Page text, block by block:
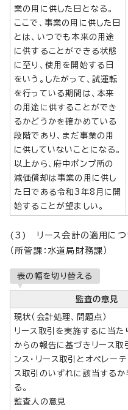
業の用に供した日となる。
ここで、事業の用に供した日
とは、いつでも本来の用途
に供することができる状態
に至り、使用を開始する日
をいう。したがって、試運転
を行っている期間は、本来
の用途に供することができ
るかどうかを確かめている
段階であり、まだ事業の用
に供していないことになる。
以上から、府中ポンプ所の
減価償却は事業の用に供し
た日である令和3年8月に開
始することが望ましい。
(3) リース会計の適用につ
（所管課：水道局財務課）
表の幅を切り替える
監査の意見
現状（会計処理、問題点）
リース取引を実施するに当た
からの報告に基づきリース取
ンス・リース取引とオペレーテ
ス取引のいずれに該当するか
る。
監査人の意見